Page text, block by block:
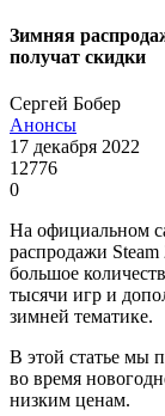
Зимняя
получат скидки
Сергей Бобер
Анонсы
17 декабря 2022
12776
0
На официальном
распродажи
большое
тысячи игр и
зимней тематике.
В этой статье мы
во время
низким ценам.